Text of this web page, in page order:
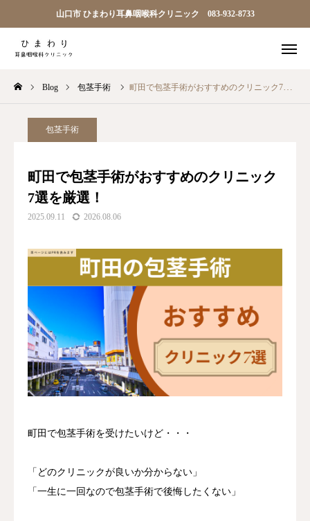
山口市 ひまわり耳鼻咽喉科クリニック 083-932-8733
Blog 包茎手術 町田で包茎手術がおすすめのクリニック7選を厳選！
包茎手術
町田で包茎手術がおすすめのクリニック
7選を厳選！
2025.09.11 2026.08.06
町田で包茎手術を受けたいけど・・・
「どのクリニックが良いか分からない」
「一生に一回なので包茎手術で後悔したくない」
 順番予約
問診 アクセス
診療案内
いびき・無呼吸